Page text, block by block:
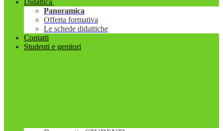
Didattica
Panoramica
Offerta formativa
Le schede didattiche
Contatti
Studenti e genitori